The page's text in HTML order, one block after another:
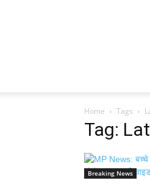
Home Tags
Tag:
Breaking News